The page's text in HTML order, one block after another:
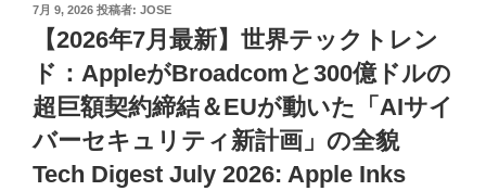
投
日:
7月 9, 2026 投稿者: JOSE
【2026年7月最新】世界テックトレン
ド：AppleがBroadcomと300億ドルの
超巨額契約締結＆EUが動いた「AIサイ
バーセキュリティ新計画」の全貌
Tech Digest July 2026: Apple Inks